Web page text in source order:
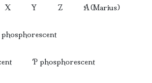
X Y Z A (Marius)
P phosphorescent